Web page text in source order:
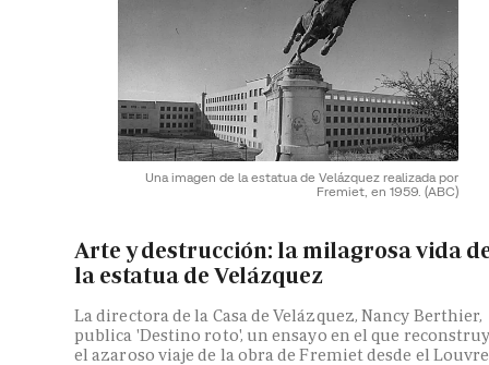
Una imagen de la estatua de Velázquez realizada por
Fremiet, en 1959. (ABC)
Arte y destrucción: la milagrosa vida
la estatua de Velázquez
La directora de la Casa de Velázquez, Nancy Berthier,
publica 'Destino roto', un ensayo en el que
el azaroso viaje de la obra de Fremiet desde el Louvre